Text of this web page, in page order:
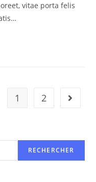
vitae porta felis
1 2
RECHERCHER